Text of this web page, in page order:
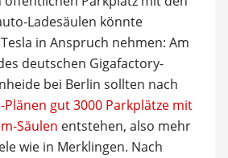
Ladesäulen könnte
in Anspruch nehmen: Am
deutschen Gigafactory-
bei Berlin sollten nach
Plänen gut 3000 Parkplätze mit
Säulen entstehen, also mehr
wie in Merklingen. Nach